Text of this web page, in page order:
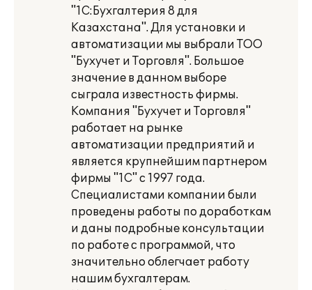
"1С:Бухгалтерия 8 для
Казахстана". Для установки и
автоматизации мы выбрали ТОО
"Бухучет и Торговля". Большое
значение в данном выборе
сыграла известность фирмы.
Компания "Бухучет и Торговля"
работает на рынке
автоматизации предприятий и
является крупнейшим партнером
фирмы "1С" с 1997 года.
Специалистами компании были
проведены работы по доработкам
и даны подробные консультации
по работе с программой, что
значительно облегчает работу
нашим бухгалтерам.